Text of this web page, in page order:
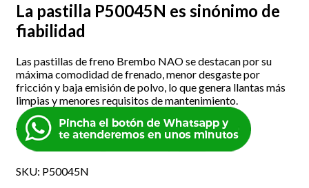
La pastilla P50045N es sinónimo de
fiabilidad
Las pastillas de freno Brembo NAO se destacan por su
máxima comodidad de frenado, menor desgaste por
fricción y baja emisión de polvo, lo que genera llantas más
limpias y menores requisitos de mantenimiento.
SKU: P50045N